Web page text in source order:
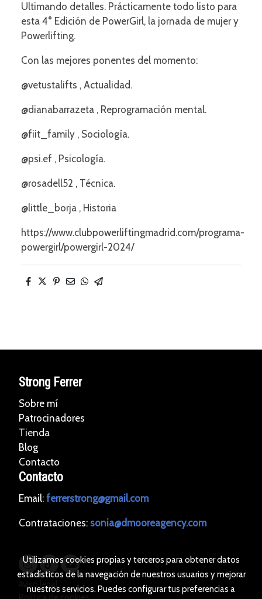
Ultimando detalles. Prácticamente todo listo para
esta 4° Edición de PowerGirl, la jornada de mujer y
Powerlifting.
Con las mejores ponentes del momento:
@vetustalifts , Actualidad.
@dianabarrazeta , Reprogramación mental.
@fiit_family , Sociología.
@psi.ef , Psicología.
@rosadell52 , Técnica.
@little_borja , Historia
https://www.clubpowerliftingmadrid.com/programa-
powergirl/powergirl-2024/
Strong Ferrer
Sobre mí
Patrocinadores
Tienda
Blog
Contacto
Contacto
Email: ferrerstrong@gmail.com
Contrataciones: sonia@dmooreagency.com
Aviso legal
Utilizamos cookies propias y terceros para obtener datos
estadísticos de la navegación de nuestros usuarios y mejorar
nuestros servicios. Puedes configurar tus preferencias a